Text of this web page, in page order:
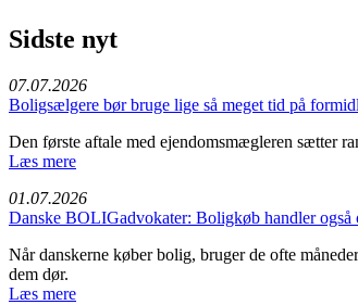
Sidste nyt
07.07.2026
Boligsælgere bør bruge lige så meget tid på
Den første aftale med ejendomsmægleren sætter
Læs mere
01.07.2026
Danske BOLIGadvokater: Boligkøb handler også
Når danskerne køber bolig, bruger de ofte
dem dør.
Læs mere